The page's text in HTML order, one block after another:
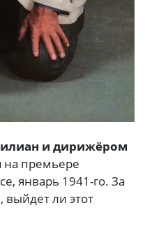
и дирижёром
на премьере
январь 1941-го. За
выйдет ли этот